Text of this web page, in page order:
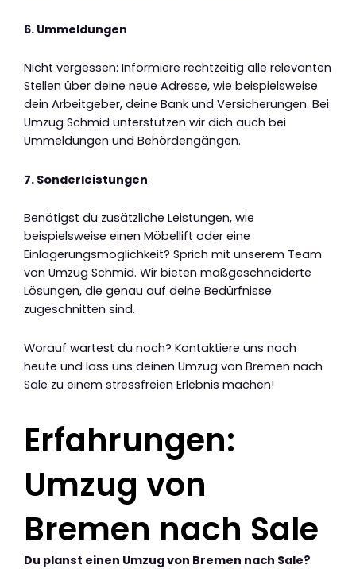
6. Ummeldungen
Nicht vergessen: Informiere rechtzeitig alle relevanten
Stellen über deine neue Adresse, wie beispielsweise
dein Arbeitgeber, deine Bank und Versicherungen. Bei
Umzug Schmid unterstützen wir dich auch bei
Ummeldungen und Behördengängen.
7. Sonderleistungen
Benötigst du zusätzliche Leistungen, wie
beispielsweise einen Möbellift oder eine
Einlagerungsmöglichkeit? Sprich mit unserem Team
von Umzug Schmid. Wir bieten maßgeschneiderte
Lösungen, die genau auf deine Bedürfnisse
zugeschnitten sind.
Worauf wartest du noch? Kontaktiere uns noch
heute und lass uns deinen Umzug von Bremen nach
Sale zu einem stressfreien Erlebnis machen!
Erfahrungen:
Umzug von
Bremen nach Sale
Du planst einen Umzug von Bremen nach Sale?